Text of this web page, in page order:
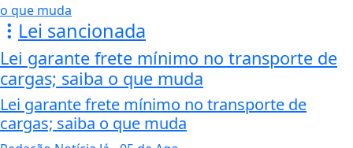
Lei sancionada
Lei garante frete mínimo no transporte de
cargas; saiba o que muda
Lei garante frete mínimo no transporte de
cargas; saiba o que muda